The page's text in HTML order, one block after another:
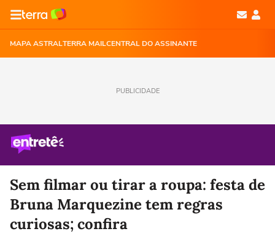
MAPA ASTRALTERRA MAILCENTRAL DO ASSINANTE
PUBLICIDADE
Sem filmar ou tirar a roupa: festa de
Bruna Marquezine tem regras
curiosas; confira